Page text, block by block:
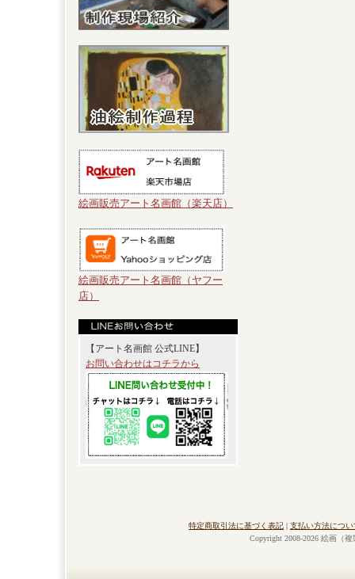
絵画販売アート名画館（楽天店）
絵画販売アート名画館（ヤフー
店）
【アート名画館 公式LINE】
お問い合わせはコチラから
特定商取引法に基づく表記 | 支払い方法につい
Copyright 2008-2026 絵画（